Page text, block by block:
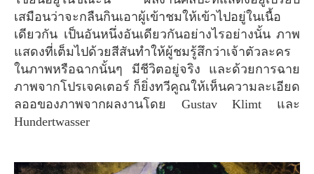
เสมือนว่าจะกลืนกินเอาผู้เข้าชมให้เข้าไปอยู่ในเนื้อ
เดียวกัน เป็นอันหนึ่งอันเดียวกันอย่างไรอย่างนั้น ภาพ
แสดงที่เต็มไปด้วยสีสันทำให้ผู้ชมรู้สึกว่าเจ้าตัวละคร
ในภาพหรือฉากนั้นๆ มีชีวิตอยู่จริง และด้วยการฉาย
ภาพจากโปรเจคเตอร์ ก็ยิ่งทวีคูณให้เห็นความละเอียด
ลออของภาพจากผลงานโดย Gustav Klimt และ
Hundertwasser